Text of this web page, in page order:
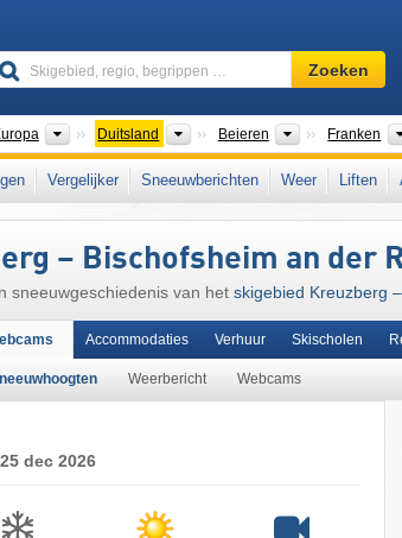
Skigebied,
regio,
…
Zoeken
Continenten
Duitsland LandenBeieren Deelstaten
Franken
in: Hoge Rhön Rhön Noord-Beieren Duitse
Vergelijker Sneeuwberichten Weer Liften
– Bischofsheim an der
sneeuwgeschiedenis van het skigebied Kreuzberg
Weerbericht Webcams
Accommodaties Verhuur Skischolen
25 dec 2026